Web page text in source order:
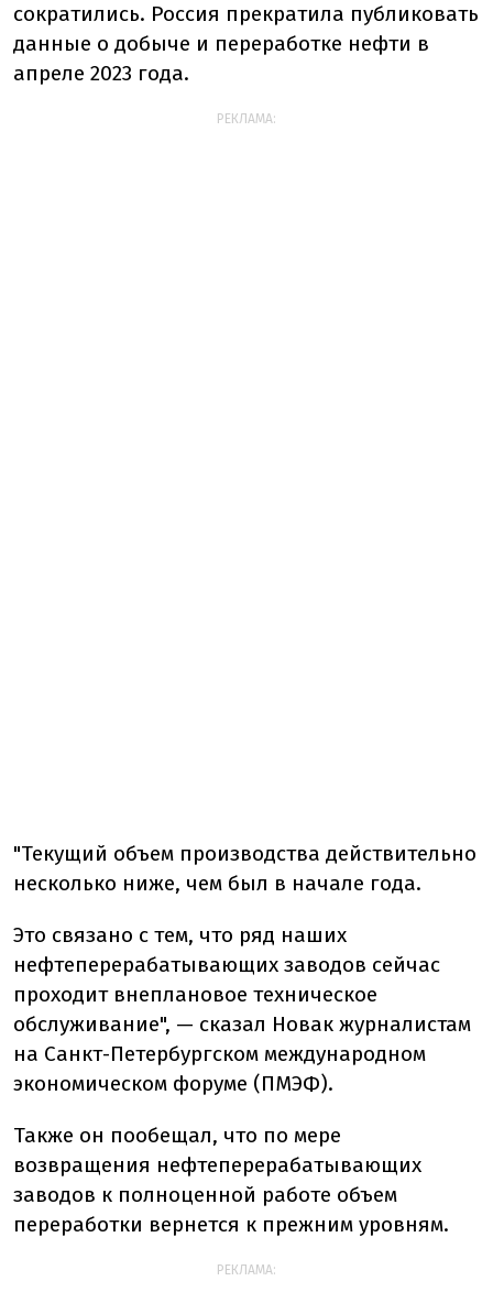
сократились. Россия прекратила публиковать
данные о добыче и переработке нефти в
апреле 2023 года.
РЕКЛАМА:
"Текущий объем производства действительно
несколько ниже, чем был в начале года.
Это связано с тем, что ряд наших
нефтеперерабатывающих заводов сейчас
проходит внеплановое техническое
обслуживание", — сказал Новак журналистам
на Санкт-Петербургском международном
экономическом форуме (ПМЭФ).
Также он пообещал, что по мере
возвращения нефтеперерабатывающих
заводов к полноценной работе объем
переработки вернется к прежним уровням.
РЕКЛАМА: